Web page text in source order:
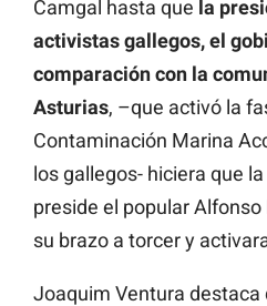
Camgal hasta que la
activistas gallegos, el
comparación con la
Asturias, –que activó la
Contaminación Marina
los gallegos- hiciera que
preside el popular
su brazo a torcer y
Joaquim Ventura destaca